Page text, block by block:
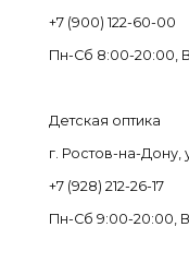
+7 (900) 122-60-00
Пн-Cб 8:00-20:00,
Детская оптика
г. Ростов-на-Дону,
+7 (928) 212-26-17
Пн-Cб 9:00-20:00,